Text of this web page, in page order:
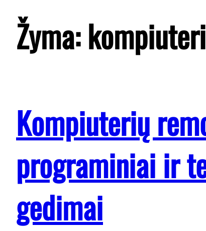
Žyma:
Kompiuterių
programiniai ir
gedimai